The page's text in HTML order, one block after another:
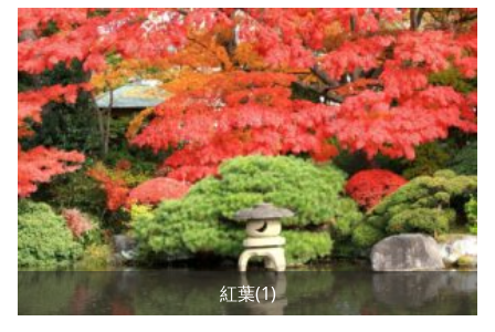
紅葉(1)